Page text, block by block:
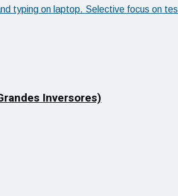
Inversores)